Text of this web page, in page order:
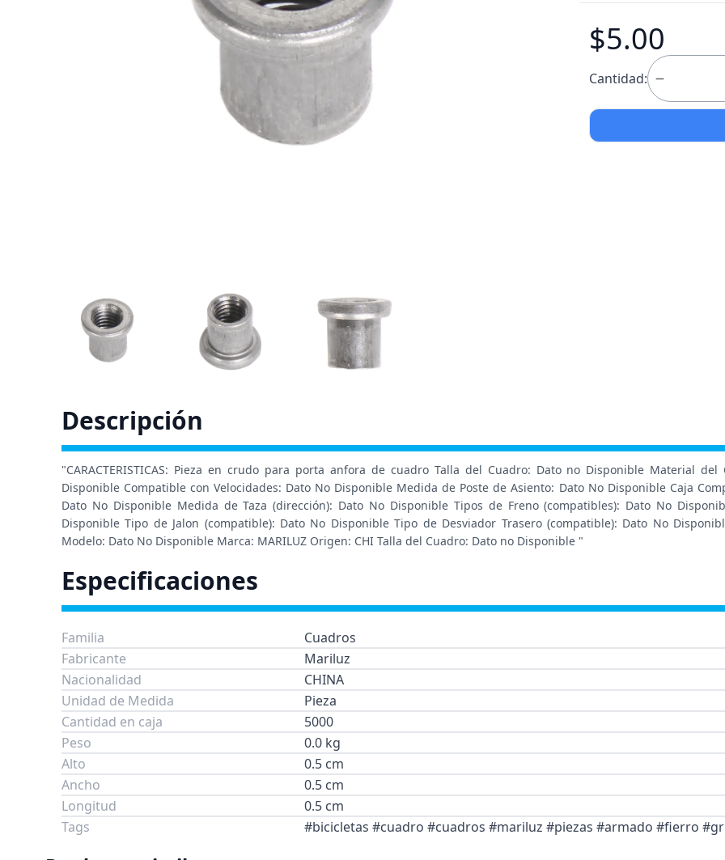
$5.00
Cantidad:
Descripción
"CARACTERISTICAS: Pieza en crudo para porta anfora de cuadro Talla del Cuadro: Dato no Disponible Material
Disponible Compatible con Velocidades: Dato No Disponible Medida de Poste de Asiento: Dato No Disponible Caja
Dato No Disponible Medida de Taza (dirección): Dato No Disponible Tipos de Freno (compatibles): Dato No
Disponible Tipo de Jalon (compatible): Dato No Disponible Tipo de Desviador Trasero (compatible): Dato No
Modelo: Dato No Disponible Marca: MARILUZ Origen: CHI Talla del Cuadro: Dato no Disponible "
Especificaciones
Familia
Cuadros
Fabricante
Mariluz
Nacionalidad
CHINA
Unidad de Medida
Pieza
Cantidad en caja
5000
Peso
0.0 kg
Alto
0.5 cm
Ancho
0.5 cm
Longitud
0.5 cm
Tags
#bicicletas #cuadro #cuadros #mariluz #piezas #armado #fierro